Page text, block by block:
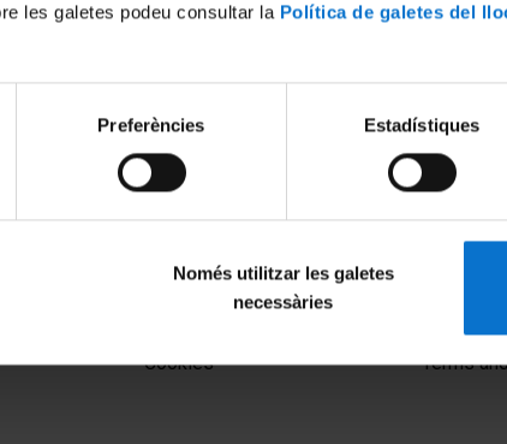
les galetes podeu consultar la Política de galetes del
Preferències Estadístiques
Només utilitzar les galetes
necessàries
Cookies
Terms